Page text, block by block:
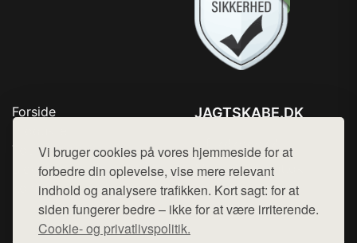
Vi bruger cookies på vores hjemmeside for at
forbedre din oplevelse, vise mere relevant
indhold og analysere trafikken. Kort sagt: for at
siden fungerer bedre – ikke for at være irriterende.
Cookie- og privatlivspolitik.
Forside
Top Rabatter
Blog
Kontakt
JAGTSKABE.DK
Mail: hej@want.dk
Cookie- og privatlivspolitik